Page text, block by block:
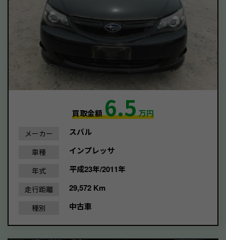
買取金額6.5万円
メーカー スバル
車種 インプレッサ
年式 平成23年/2011年
走行距離 29,572 Km
種別 中古車